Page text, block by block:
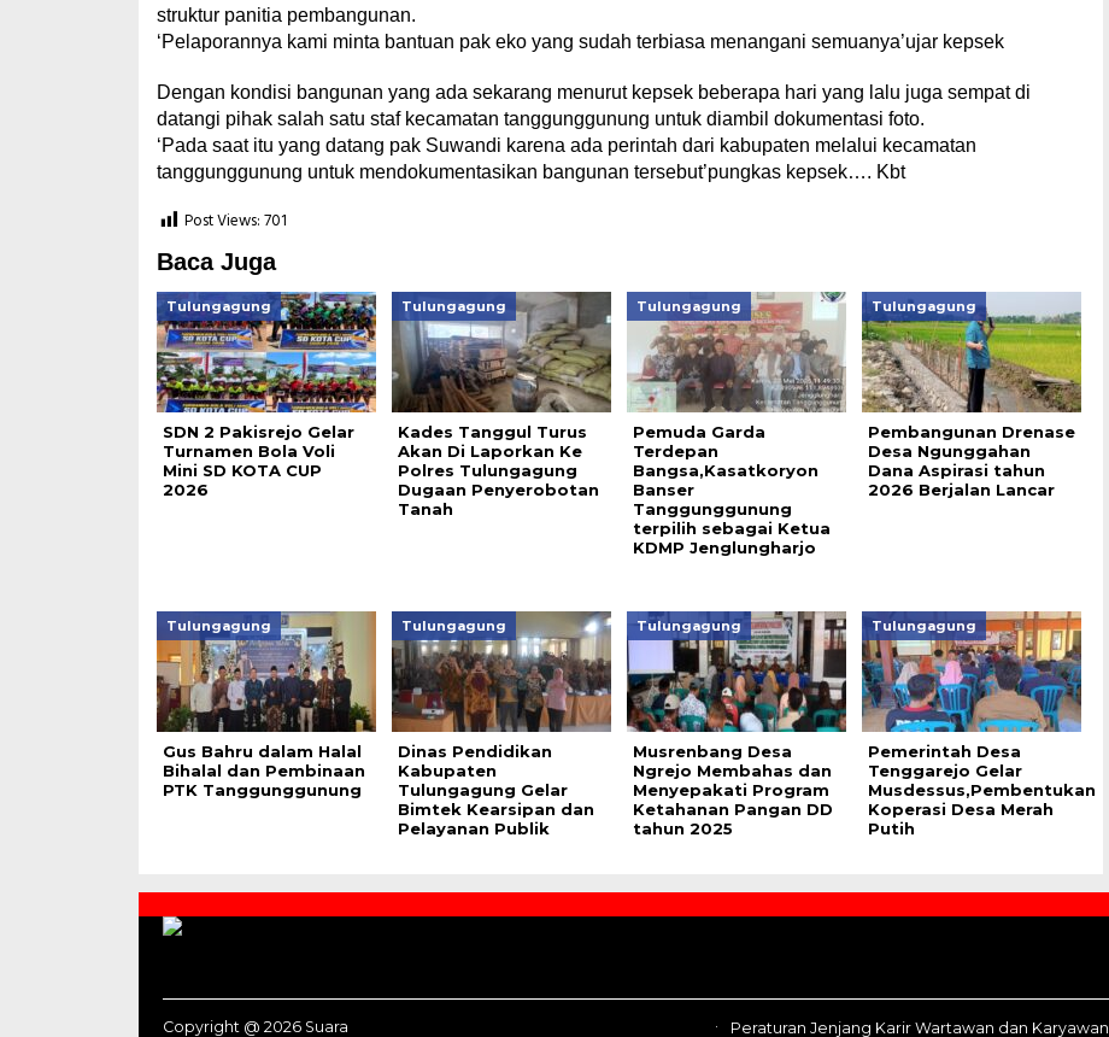
struktur panitia pembangunan.
‘Pelaporannya kami minta bantuan pak eko yang sudah terbiasa menangani semuanya’ujar kepsek
Dengan kondisi bangunan yang ada sekarang menurut kepsek beberapa hari yang lalu juga sempat di
datangi pihak salah satu staf kecamatan tanggunggunung untuk diambil dokumentasi foto.
‘Pada saat itu yang datang pak Suwandi karena ada perintah dari kabupaten melalui kecamatan
tanggunggunung untuk mendokumentasikan bangunan tersebut’pungkas kepsek…. Kbt
Post Views:701
Baca Juga
Tulungagung
SDN 2 Pakisrejo Gelar
Turnamen Bola Voli
Mini SD KOTA CUP
2026
Tulungagung
Kades Tanggul Turus
Akan Di Laporkan Ke
Polres Tulungagung
Dugaan Penyerobotan
Tanah
Tulungagung
Pemuda Garda
Terdepan
Bangsa,Kasatkoryon
Banser
Tanggunggunung
terpilih sebagai Ketua
KDMP Jenglungharjo
Tulungagung
Pembangunan Drenase
Desa Ngunggahan
Dana Aspirasi tahun
2026 Berjalan Lancar
Tulungagung
Gus Bahru dalam Halal
Bihalal dan Pembinaan
PTK Tanggunggunung
Tulungagung
Dinas Pendidikan
Kabupaten
Tulungagung Gelar
Bimtek Kearsipan dan
Pelayanan Publik
Tulungagung
Musrenbang Desa
Ngrejo Membahas dan
Menyepakati Program
Ketahanan Pangan DD
tahun 2025
Tulungagung
Pemerintah Desa
Tenggarejo Gelar
Musdessus,Pembentukan
Koperasi Desa Merah
Putih
Copyright @ 2026 Suara
Peraturan Jenjang Karir Wartawan dan Karyawan